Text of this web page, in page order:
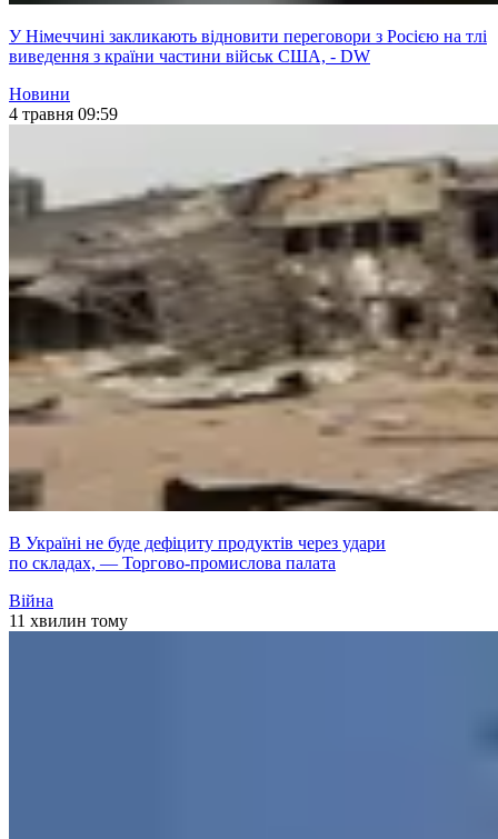
У Німеччині закликають відновити переговори з Росією на тлі
виведення з країни частини військ США, - DW
Новини
4 травня 09:59
В Україні не буде дефіциту продуктів через удари
по складах, — Торгово-промислова палата
Війна
11 хвилин тому